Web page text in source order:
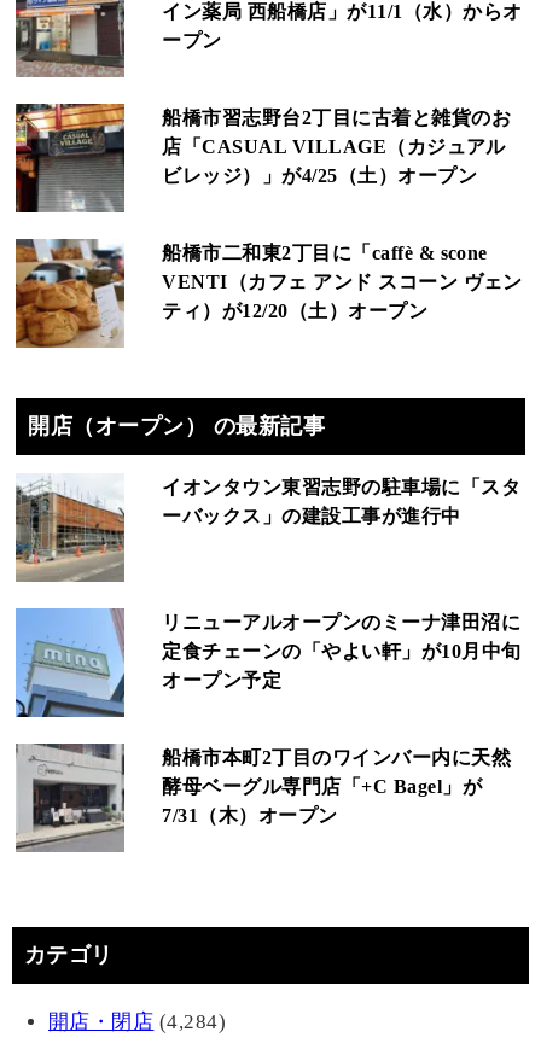
イン薬局 西船橋店」が11/1（水）からオ
ープン
船橋市習志野台2丁目に古着と雑貨のお
店「CASUAL VILLAGE（カジュアル
ビレッジ）」が4/25（土）オープン
船橋市二和東2丁目に「caffè & scone
VENTI（カフェ アンド スコーン ヴェン
ティ）が12/20（土）オープン
開店（オープン） の最新記事
イオンタウン東習志野の駐車場に「スタ
ーバックス」の建設工事が進行中
リニューアルオープンのミーナ津田沼に
定食チェーンの「やよい軒」が10月中旬
オープン予定
船橋市本町2丁目のワインバー内に天然
酵母ベーグル専門店「+C Bagel」が
7/31（木）オープン
カテゴリ
開店・閉店 (4,284)